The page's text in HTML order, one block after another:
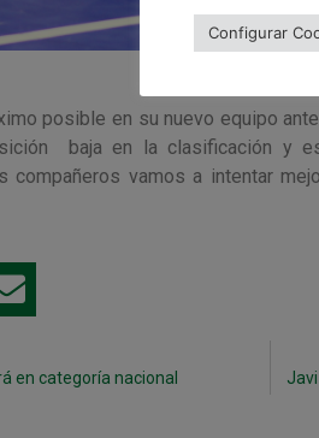
posible en su nuevo equipo
baja en la clasificación y
compañeros vamos a intentar
en categoría nacional
Configurar